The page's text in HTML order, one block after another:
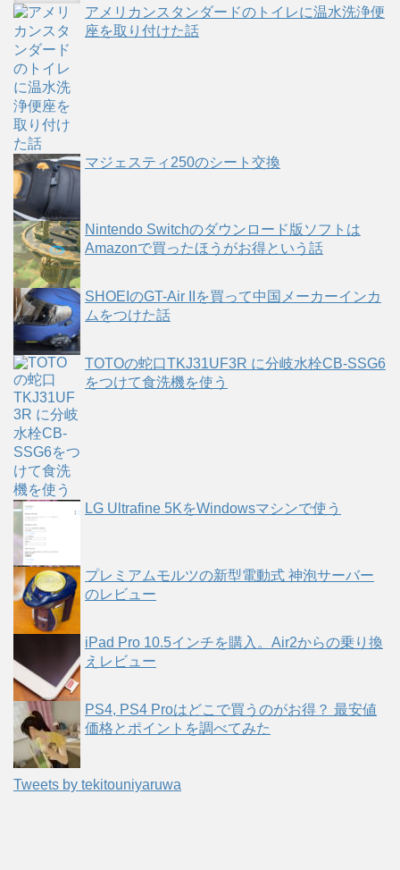
アメリカンスタンダードのトイレに温水洗浄便
座を取り付けた話
マジェスティ250のシート交換
Nintendo Switchのダウンロード版ソフトは
Amazonで買ったほうがお得という話
SHOEIのGT-Air IIを買って中国メーカーインカ
ムをつけた話
TOTOの蛇口TKJ31UF3R に分岐水栓CB-SSG6
をつけて食洗機を使う
LG Ultrafine 5KをWindowsマシンで使う
プレミアムモルツの新型電動式 神泡サーバー
のレビュー
iPad Pro 10.5インチを購入。Air2からの乗り換
えレビュー
PS4, PS4 Proはどこで買うのがお得？ 最安値
価格とポイントを調べてみた
Tweets by tekitouniyaruwa